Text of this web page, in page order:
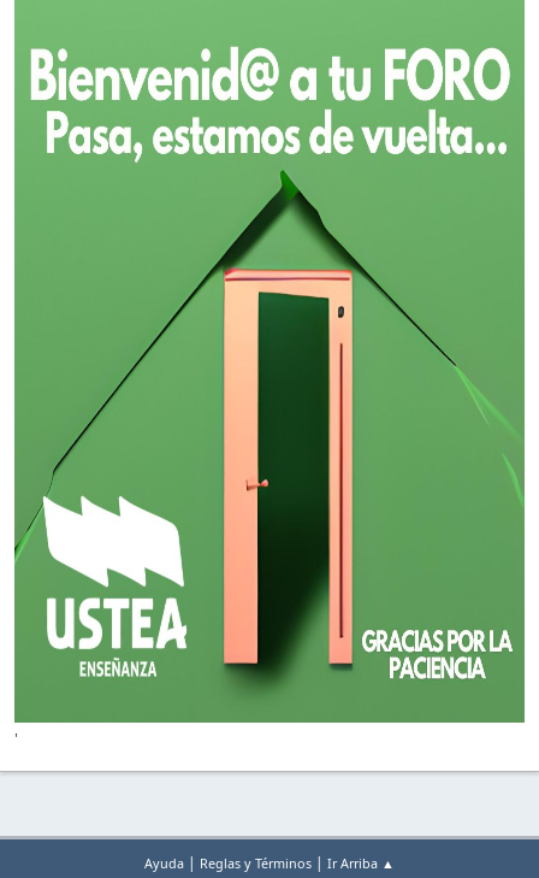
'
Ayuda | Reglas y Términos | Ir Arriba ▲